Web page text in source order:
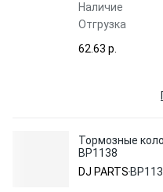
Наличие
Отгрузка
62.63 p.
Тормозные
BP1138
DJ PARTS